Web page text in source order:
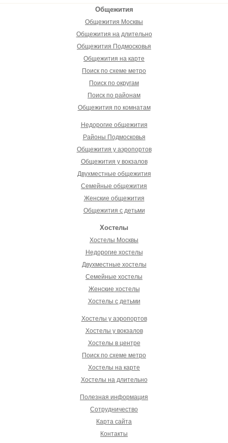
Общежития
Общежития Москвы
Общежития на длительно
Общежития Подмосковья
Общежития на карте
Поиск по схеме метро
Поиск по округам
Поиск по районам
Общежития по комнатам
Недорогие общежития
Районы Подмосковья
Общежития у аэропортов
Общежития у вокзалов
Двухместные общежития
Семейные общежития
Женские общежития
Общежития с детьми
Хостелы
Хостелы Москвы
Недорогие хостелы
Двухместные хостелы
Семейные хостелы
Женские хостелы
Хостелы с детьми
Хостелы у аэропортов
Хостелы у вокзалов
Хостелы в центре
Поиск по схеме метро
Хостелы на карте
Хостелы на длительно
Полезная информация
Сотрудничество
Карта сайта
Контакты